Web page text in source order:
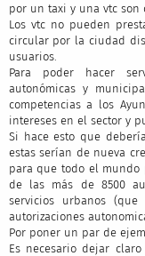
por un taxi y una vtc son
Los vtc no pueden
circular por la ciudad
usuarios.
Para poder hacer
autonómicas y
competencias a los
intereses en el sector y
Si hace esto que
estas serían de nueva
para que todo el
de las más de 8500
servicios urbanos
autorizaciones
Por poner un par de
Es necesario dejar